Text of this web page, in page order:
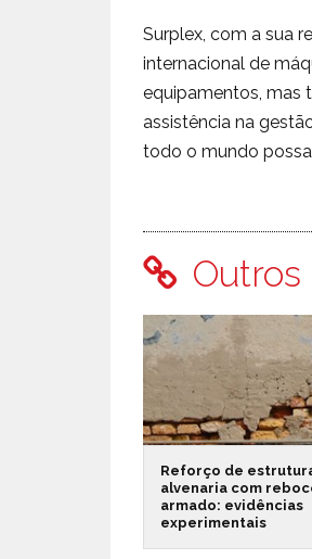
Surplex, com a sua
internacional de
equipamentos, mas
assistência na
todo o mundo
Reforço de
alvenaria com
armado: evidências
experimentais